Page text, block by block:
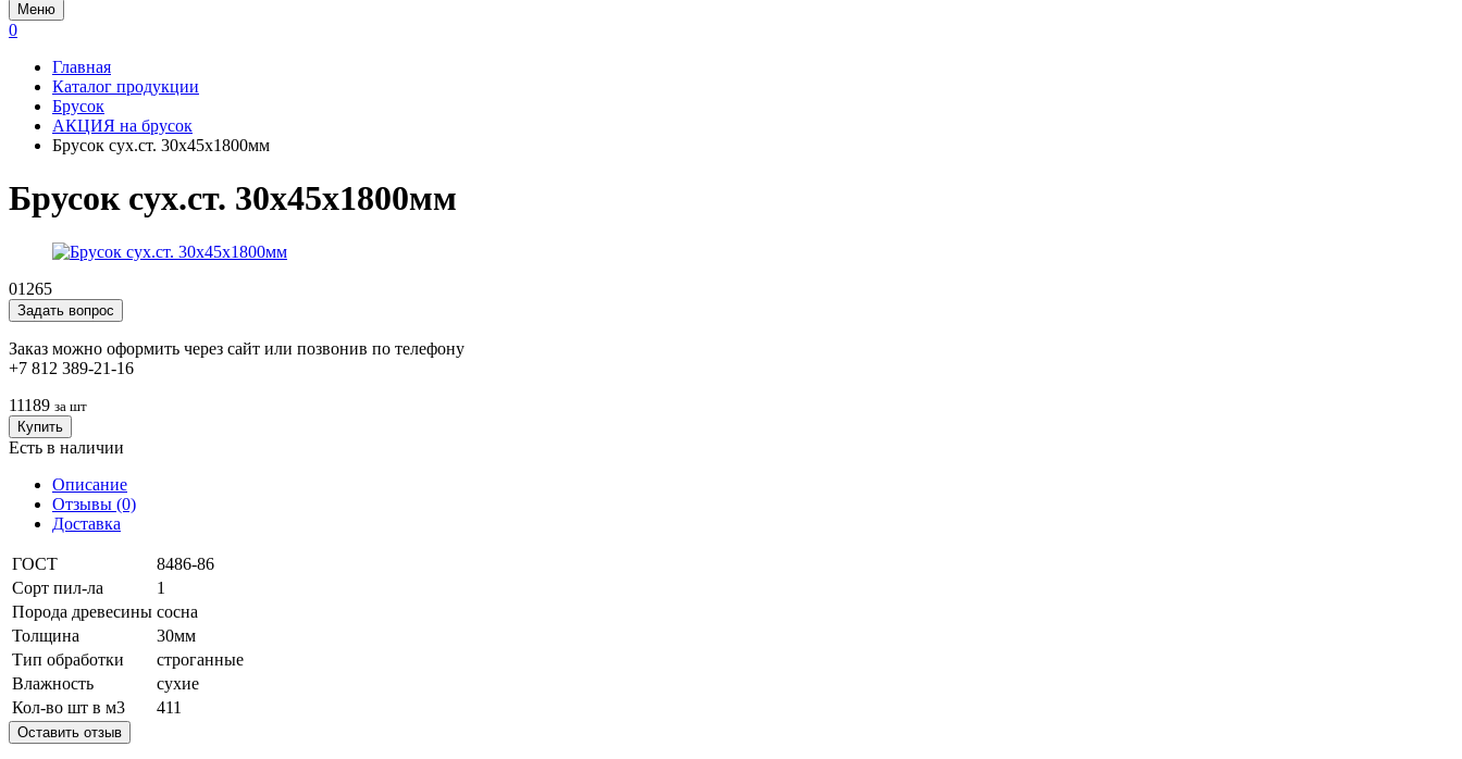
Меню
0
Главная
Каталог продукции
Брусок
АКЦИЯ на брусок
Брусок сух.ст. 30x45x1800мм
Брусок сух.ст. 30x45x1800мм
01265
Задать вопрос
Заказ можно оформить через сайт или позвонив по телефону
+7 812 389-21-16
11189 за шт
Купить
Есть в наличии
Описание
Отзывы (0)
Доставка
ГОСТ
8486-86
Сорт пил-ла
1
Порода древесины сосна
Толщина
30мм
Тип обработки
строганные
Влажность
сухие
Кол-во шт в м3
411
Оставить отзыв